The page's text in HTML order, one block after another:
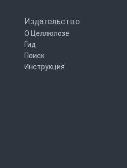
Издательство
О Целлюлозе
Гид
Поиск
Инструкция